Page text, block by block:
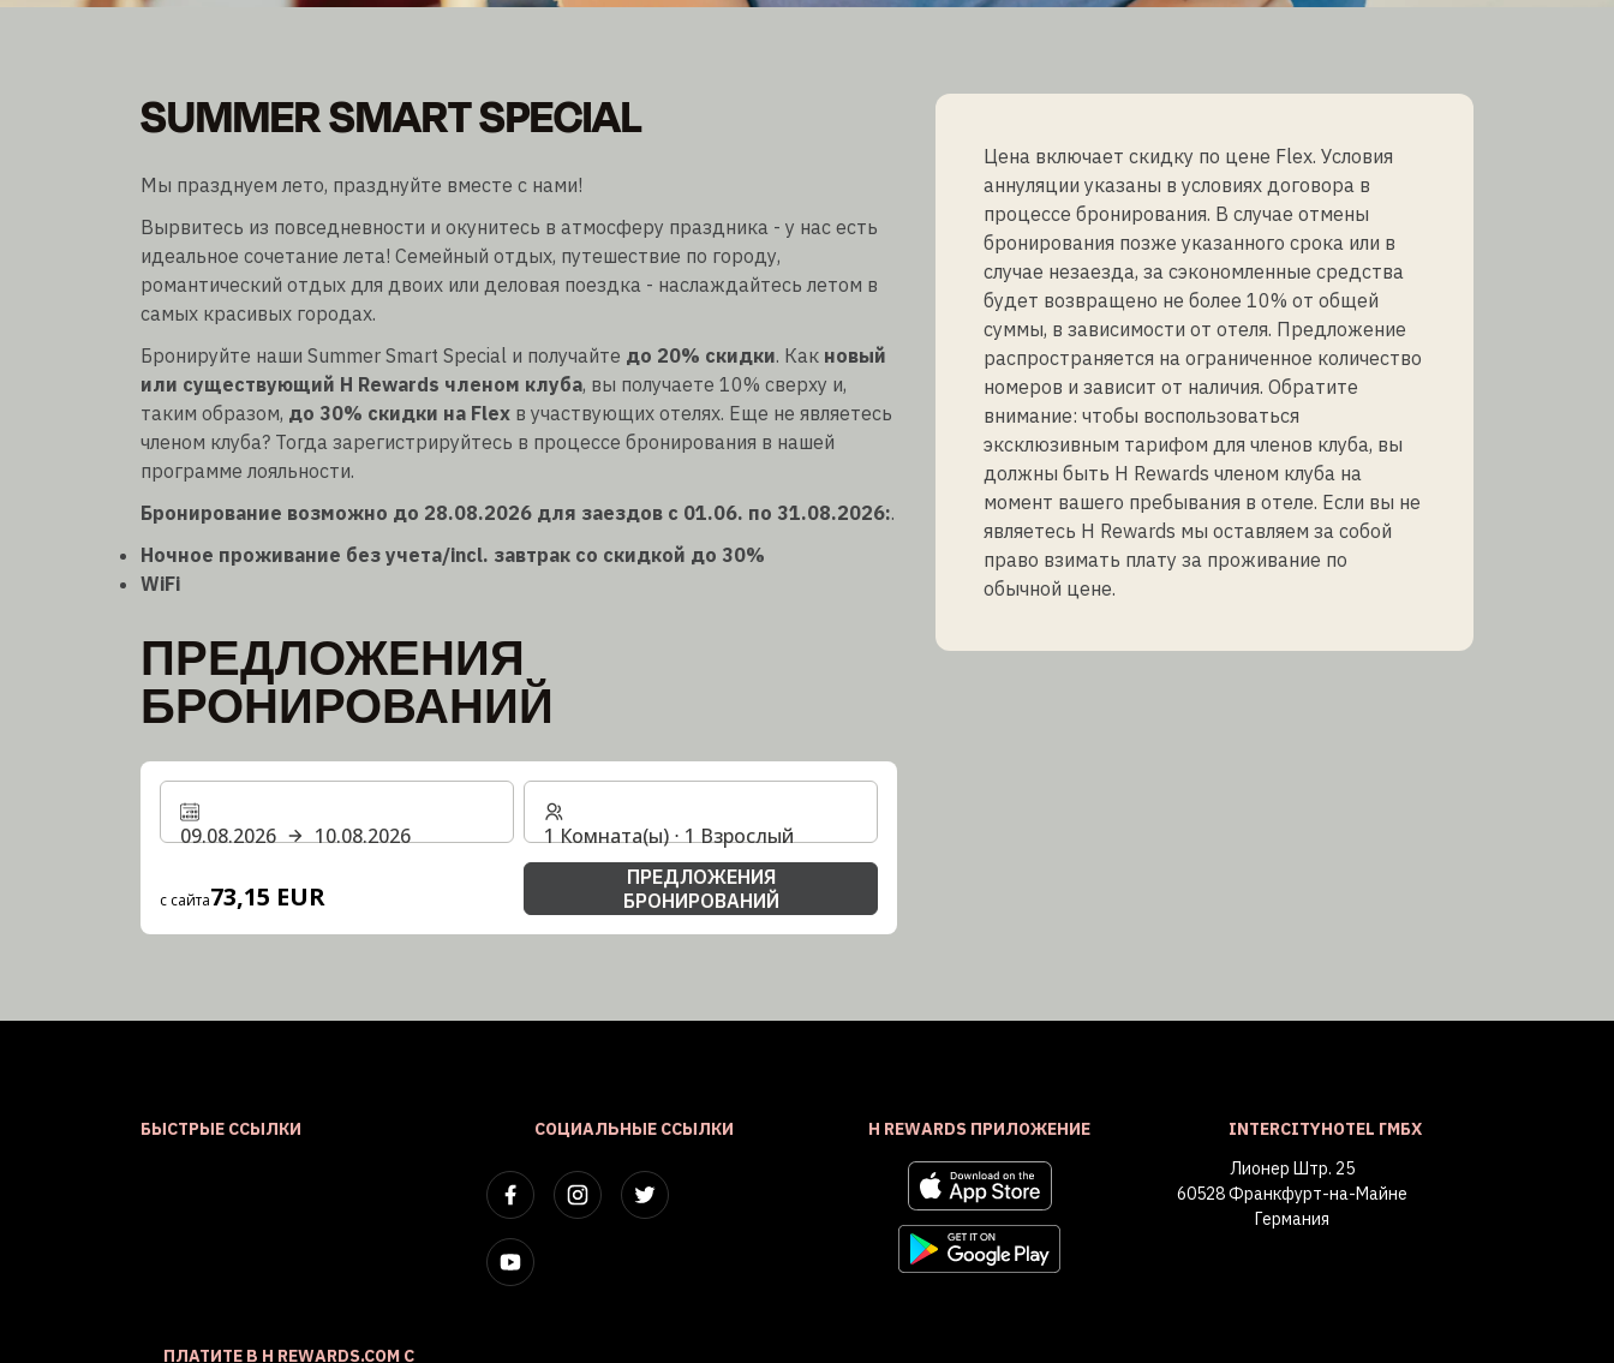
Станьте членом клуба и экономьте до 30%.
SUMMER SMART SPECIAL
Мы празднуем лето, празднуйте вместе с нами!
Вырвитесь из повседневности и окунитесь в атмосферу праздника - у нас есть
идеальное сочетание лета! Семейный отдых, путешествие по городу,
романтический отдых для двоих или деловая поездка - наслаждайтесь летом в
самых красивых городах.
Бронируйте наши Summer Smart Special и получайте до 20% скидки. Как новый
или существующий H Rewards членом клуба, вы получаете 10% сверху и,
таким образом, до 30% скидки на Flex в участвующих отелях. Еще не являетесь
членом клуба? Тогда зарегистрируйтесь в процессе бронирования в нашей
программе лояльности.
Бронирование возможно до 28.08.2026 для заездов с 01.06. по 31.08.2026:.
Ночное проживание без учета/incl. завтрак со скидкой до 30%
WiFi
ПРЕДЛОЖЕНИЯ
БРОНИРОВАНИЙ
09.08.2026 10.08.2026
с сайта73,15 EUR
1 Комната(ы) ⋅ 1 Взрослый
ПРЕДЛОЖЕНИЯ
БРОНИРОВАНИЙ
Цена включает скидку по цене Flex. Условия
аннуляции указаны в условиях договора в
процессе бронирования. В случае отмены
бронирования позже указанного срока или в
случае незаезда, за сэкономленные средства
будет возвращено не более 10% от общей
суммы, в зависимости от отеля. Предложение
распространяется на ограниченное количество
номеров и зависит от наличия. Обратите
внимание: чтобы воспользоваться
эксклюзивным тарифом для членов клуба, вы
должны быть H Rewards членом клуба на
момент вашего пребывания в отеле. Если вы не
являетесь H Rewards мы оставляем за собой
право взимать плату за проживание по
обычной цене.
БЫСТРЫЕ ССЫЛКИ СОЦИАЛЬНЫЕ ССЫЛКИ H REWARDS ПРИЛОЖЕНИЕ
INTERCITYHOTEL ГМБХ
Лионер Штр. 25
60528 Франкфурт-на-Майне
Германия
ПЛАТИТЕ В H REWARDS.COM С